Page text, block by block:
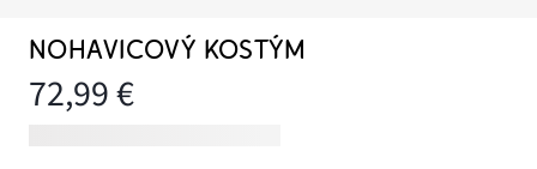
NOHAVICOVÝ KOSTÝM
72,99 €